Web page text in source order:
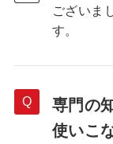
ございま
す。
専門の
使いこ